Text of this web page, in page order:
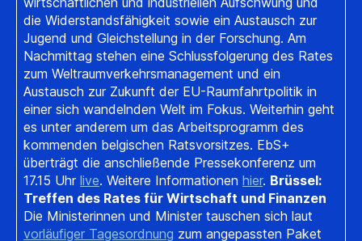
die Widerstandsfähigkeit sowie ein Austausch zur
Jugend und Gleichstellung in der Forschung. Am
Nachmittag stehen eine Schlussfolgerung des Rates
zum Weltraumverkehrsmanagement und ein
Austausch zur Zukunft der EU-Raumfahrtpolitik in
einer sich wandelnden Welt im Fokus. Weiterhin geht
es unter anderem um das Arbeitsprogramm des
kommenden belgischen Ratsvorsitzes. EbS+
überträgt die anschließende Pressekonferenz um
17.15 Uhr live. Weitere Informationen hier. Brüssel:
Treffen des Rates für Wirtschaft und Finanzen
Die Ministerinnen und Minister tauschen sich laut
vorläufiger Tagesordnung zum angepassten Paket